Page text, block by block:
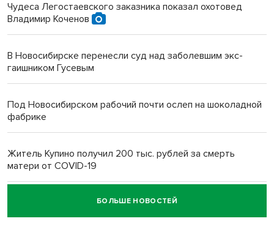
Чудеса Легостаевского заказника показал охотовед
Владимир Коченов
В Новосибирске перенесли суд над заболевшим экс-
гаишником Гусевым
Под Новосибирском рабочий почти ослеп на шоколадной
фабрике
Житель Купино получил 200 тыс. рублей за смерть
матери от COVID-19
Новосибирский суд наказал водителя за смерть
пенсионерки на вокзале
БОЛЬШЕ НОВОСТЕЙ